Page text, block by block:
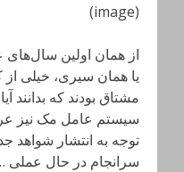
(image)
از همان اولین
یا همان سیری، خیلی از
مشتاق بودند که بدانند
سیستم عامل مک نیز
توجه به انتشار شواهد
سرانجام در حال عملی